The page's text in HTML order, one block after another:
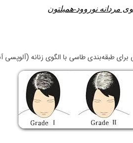
مردانه نوروود-همیلتون
طاسی با الگوی زنانه (آلوپسی آندروژنیک)